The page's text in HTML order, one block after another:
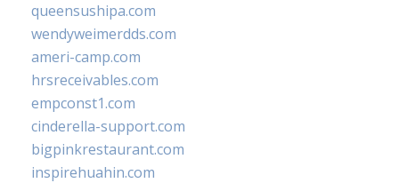
queensushipa.com
wendyweimerdds.com
ameri-camp.com
hrsreceivables.com
empconst1.com
cinderella-support.com
bigpinkrestaurant.com
inspirehuahin.com